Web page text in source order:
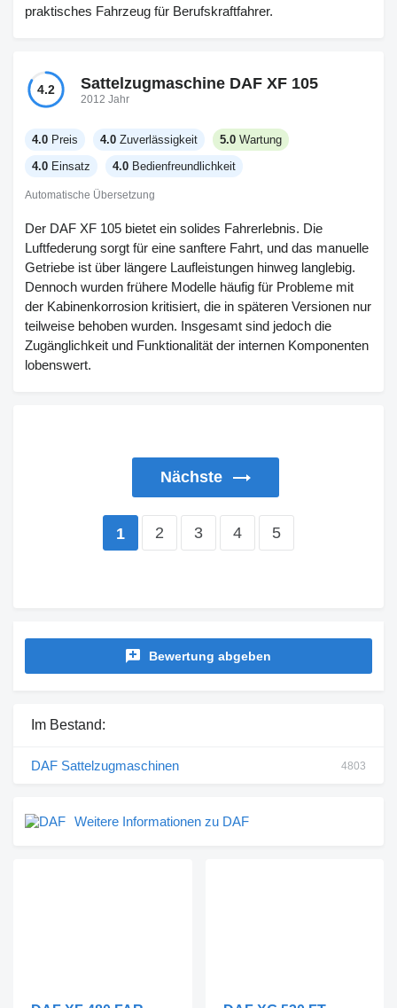
praktisches Fahrzeug für Berufskraftfahrer.
4.2 Sattelzugmaschine DAF XF 105
2012 Jahr
4.0 Preis 4.0 Zuverlässigkeit 5.0 Wartung
4.0 Einsatz 4.0 Bedienfreundlichkeit
Automatische Übersetzung
Der DAF XF 105 bietet ein solides Fahrerlebnis. Die
Luftfederung sorgt für eine sanftere Fahrt, und das manuelle
Getriebe ist über längere Laufleistungen hinweg langlebig.
Dennoch wurden frühere Modelle häufig für Probleme mit
der Kabinenkorrosion kritisiert, die in späteren Versionen nur
teilweise behoben wurden. Insgesamt sind jedoch die
Zugänglichkeit und Funktionalität der internen Komponenten
lobenswert.
Nächste
1 2 3 4 5
Bewertung abgeben
Im Bestand:
DAF Sattelzugmaschinen 4803
Weitere Informationen zu DAF